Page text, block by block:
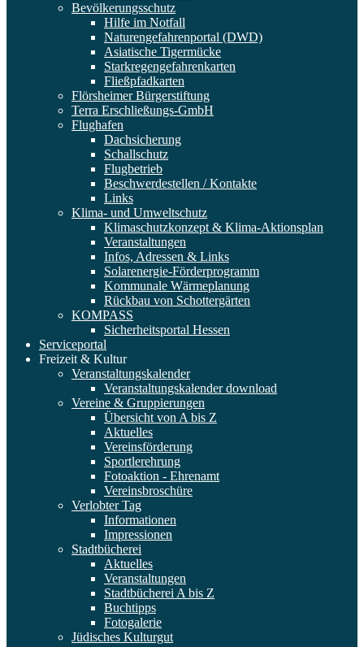
Bevölkerungsschutz
Hilfe im Notfall
Naturengefahrenportal (DWD)
Asiatische Tigermücke
Starkregengefahrenkarten
Fließpfadkarten
Flörsheimer Bürgerstiftung
Terra Erschließungs-GmbH
Flughafen
Dachsicherung
Schallschutz
Flugbetrieb
Beschwerdestellen / Kontakte
Links
Klima- und Umweltschutz
Klimaschutzkonzept & Klima-Aktionsplan
Veranstaltungen
Infos, Adressen & Links
Solarenergie-Förderprogramm
Kommunale Wärmeplanung
Rückbau von Schottergärten
KOMPASS
Sicherheitsportal Hessen
Serviceportal
Freizeit & Kultur
Veranstaltungskalender
Veranstaltungskalender download
Vereine & Gruppierungen
Übersicht von A bis Z
Aktuelles
Vereinsförderung
Sportlerehrung
Fotoaktion - Ehrenamt
Vereinsbroschüre
Verlobter Tag
Informationen
Impressionen
Stadtbücherei
Aktuelles
Veranstaltungen
Stadtbücherei A bis Z
Buchtipps
Fotogalerie
Jüdisches Kulturgut